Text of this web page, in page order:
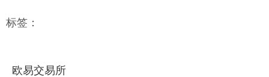
标签：
欧易交易所